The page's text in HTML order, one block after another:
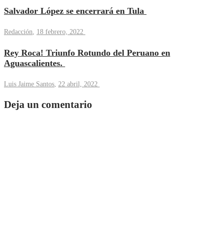
Salvador López se encerrará en Tula
Redacción, 18 febrero, 2022
Rey Roca! Triunfo Rotundo del Peruano en
Aguascalientes.
Luis Jaime Santos 22 abril, 2022
Deja un comentario